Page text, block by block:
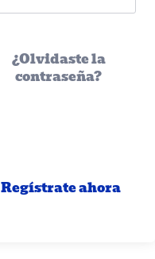
¿Olvidaste la
contraseña?
Regístrate ahora